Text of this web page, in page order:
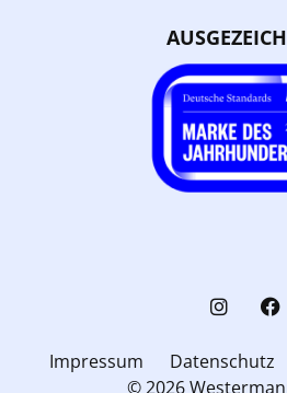
Impressum Datenschutz
© 2026